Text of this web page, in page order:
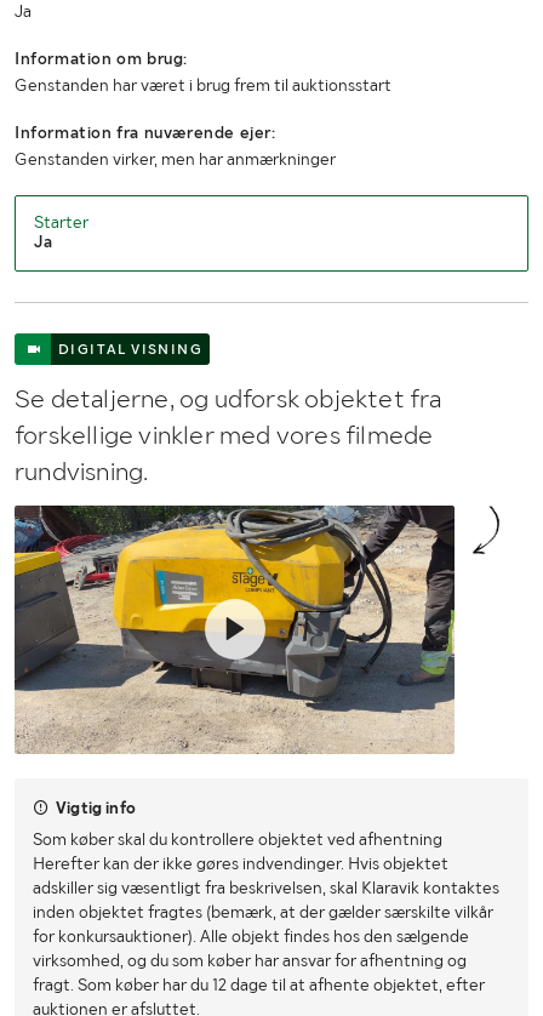
Ja
Information om brug:
Genstanden har været i brug frem til auktionsstart
Information fra nuværende ejer:
Genstanden virker, men har anmærkninger
Starter
Ja
DIGITAL VISNING
Se detaljerne, og udforsk objektet fra
forskellige vinkler med vores filmede
rundvisning.
Vigtig info
Som køber skal du kontrollere objektet ved afhentning
Herefter kan der ikke gøres indvendinger. Hvis objektet
adskiller sig væsentligt fra beskrivelsen, skal Klaravik kontaktes
inden objektet fragtes (bemærk, at der gælder særskilte vilkår
for konkursauktioner). Alle objekt findes hos den sælgende
virksomhed, og du som køber har ansvar for afhentning og
fragt. Som køber har du 12 dage til at afhente objektet, efter
auktionen er afsluttet.